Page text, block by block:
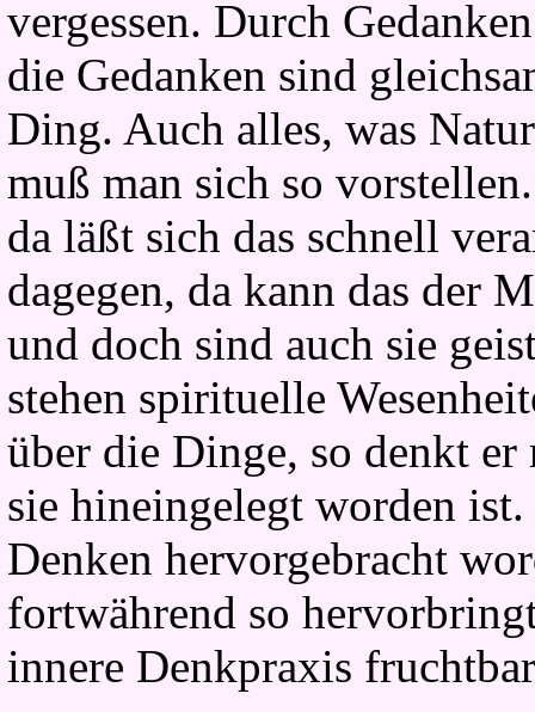
vergessen. Durch
die Gedanken sind
Ding. Auch alles, was
muß man sich so
da läßt sich das schnell
dagegen, da kann das der
und doch sind auch sie
stehen spirituelle
über die Dinge, so denkt er
sie hineingelegt worden
Denken hervorgebracht
fortwährend so
innere Denkpraxis